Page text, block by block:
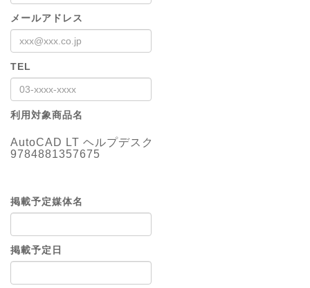
メールアドレス
TEL
利用対象商品名
AutoCAD LT ヘルプデスク
9784881357675
掲載予定媒体名
掲載予定日